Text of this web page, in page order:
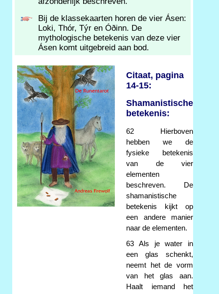
Bij de klassekaarten horen de vier Ásen:
Loki, Thór, Týr en Óðinn. De
mythologische betekenis van deze vier
Ásen komt uitgebreid aan bod.
Citaat, pagina
14-15:
Shamanistische
betekenis:
62 Hierboven
hebben we de
fysieke betekenis
van de vier
elementen
beschreven. De
shamanistische
betekenis kijkt op
een andere manier
naar de elementen.
63 Als je water in
een glas schenkt,
neemt het de vorm
van het glas aan.
Haalt iemand het